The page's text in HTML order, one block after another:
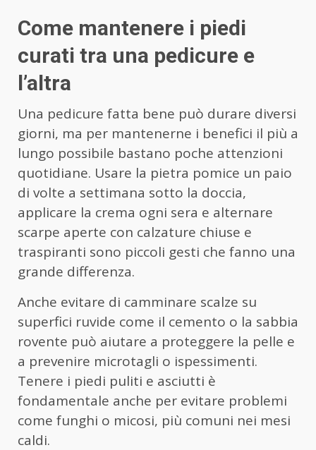
Come mantenere i piedi
curati tra una pedicure e
l’altra
Una pedicure fatta bene può durare diversi
giorni, ma per mantenerne i benefici il più a
lungo possibile bastano poche attenzioni
quotidiane. Usare la pietra pomice un paio
di volte a settimana sotto la doccia,
applicare la crema ogni sera e alternare
scarpe aperte con calzature chiuse e
traspiranti sono piccoli gesti che fanno una
grande differenza.
Anche evitare di camminare scalze su
superfici ruvide come il cemento o la sabbia
rovente può aiutare a proteggere la pelle e
a prevenire microtagli o ispessimenti.
Tenere i piedi puliti e asciutti è
fondamentale anche per evitare problemi
come funghi o micosi, più comuni nei mesi
caldi.